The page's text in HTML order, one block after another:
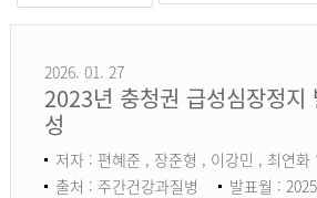
2026. 01. 27
2023년 충청권 급성심장정지
성
저자 : 편혜준 , 장준형 , 이강민 , 최연화
출처 : 주간건강과질병
발표월 :